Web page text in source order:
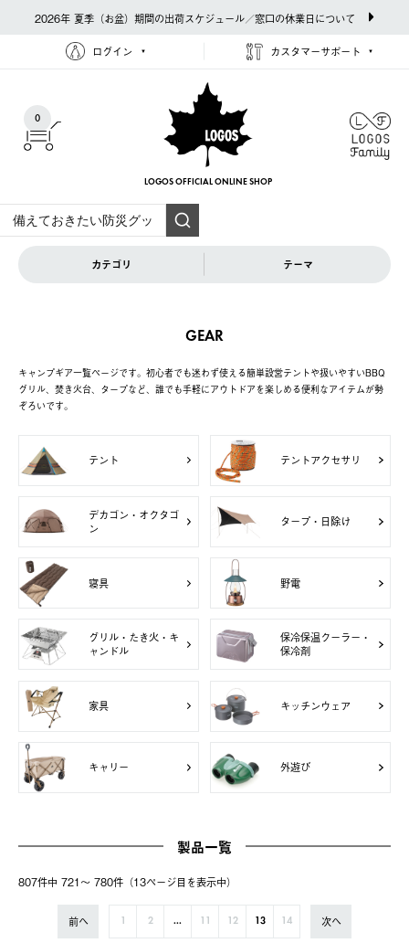
2026年 夏季（お盆）期間の出荷スケジュール／窓口の休業日について
ログイン カスタマーサポート
0
LOGOS OFFICIAL ONLINE SHOP
カテゴリ テーマ
GEAR
キャンプギア一覧ページです。初心者でも迷わず使える簡単設営テントや扱いやすいBBQ
グリル、焚き火台、タープなど、誰でも手軽にアウトドアを楽しめる便利なアイテムが勢
ぞろいです。
テント テントアクセサリ
デカゴン・オクタゴ
ン
タープ・日除け
寝具 野電
グリル・たき火・キ
ャンドル
保冷保温クーラー・
保冷剤
家具 キッチンウェア
キャリー 外遊び
製品一覧
807件中 721〜 780件（13ページ⽬を表⽰中）
前へ 2 ... 12 13 14 次へ